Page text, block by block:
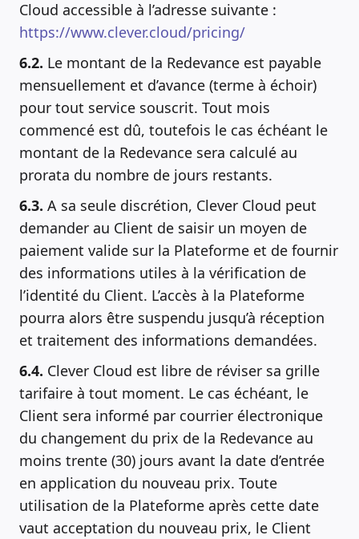
Cloud accessible à l’adresse suivante :
https://www.clever.cloud/pricing/
6.2. Le montant de la Redevance est payable
mensuellement et d’avance (terme à échoir)
pour tout service souscrit. Tout mois
commencé est dû, toutefois le cas échéant le
montant de la Redevance sera calculé au
prorata du nombre de jours restants.
6.3. A sa seule discrétion, Clever Cloud peut
demander au Client de saisir un moyen de
paiement valide sur la Plateforme et de fournir
des informations utiles à la vérification de
l’identité du Client. L’accès à la Plateforme
pourra alors être suspendu jusqu’à réception
et traitement des informations demandées.
6.4. Clever Cloud est libre de réviser sa grille
tarifaire à tout moment. Le cas échéant, le
Client sera informé par courrier électronique
du changement du prix de la Redevance au
moins trente (30) jours avant la date d’entrée
en application du nouveau prix. Toute
utilisation de la Plateforme après cette date
vaut acceptation du nouveau prix, le Client